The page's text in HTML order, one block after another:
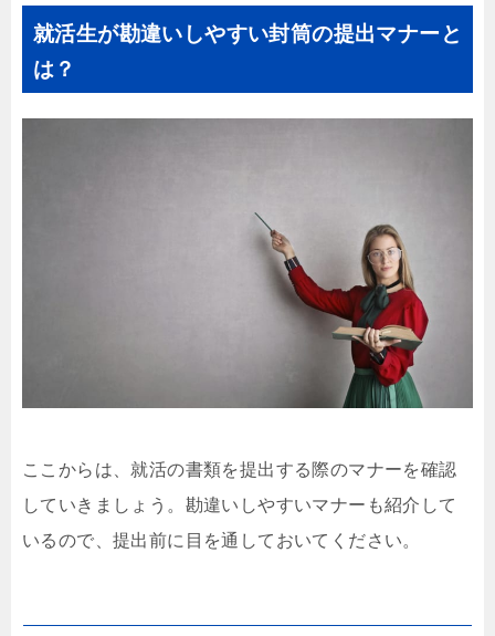
就活生が勘違いしやすい封筒の提出マナーと
は？
ここからは、就活の書類を提出する際のマナーを確認
していきましょう。勘違いしやすいマナーも紹介して
いるので、提出前に目を通しておいてください。